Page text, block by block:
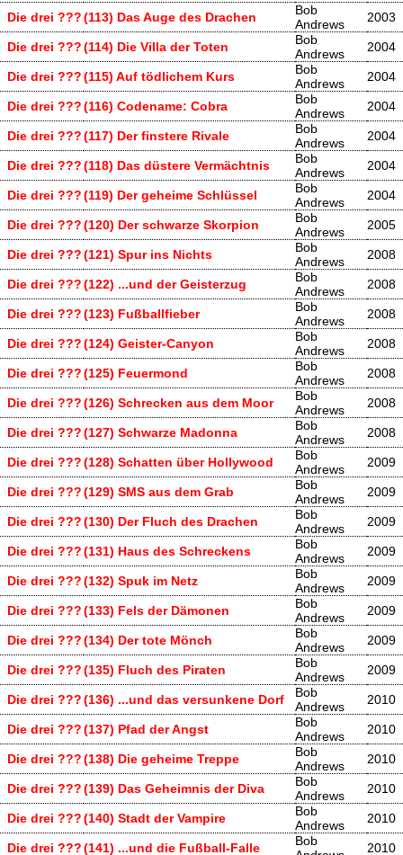
Die drei ???(113) Das Auge des Drachen
Bob
Andrews
2003
Die drei ???(114) Die Villa der Toten
Bob
Andrews
2004
Die drei ???(115) Auf tödlichem Kurs
Bob
Andrews
2004
Die drei ???(116) Codename: Cobra
Bob
Andrews
2004
Die drei ???(117) Der finstere Rivale
Bob
Andrews
2004
Die drei ???(118) Das düstere Vermächtnis
Bob
Andrews
2004
Die drei ???(119) Der geheime Schlüssel
Bob
Andrews
2004
Die drei ???(120) Der schwarze Skorpion
Bob
Andrews
2005
Die drei ???(121) Spur ins Nichts
Bob
Andrews
2008
Die drei ???(122) ...und der Geisterzug
Bob
Andrews
2008
Die drei ???(123) Fußballfieber
Bob
Andrews
2008
Die drei ???(124) Geister-Canyon
Bob
Andrews
2008
Die drei ???(125) Feuermond
Bob
Andrews
2008
Die drei ???(126) Schrecken aus dem Moor
Bob
Andrews
2008
Die drei ???(127) Schwarze Madonna
Bob
Andrews
2008
Die drei ???(128) Schatten über Hollywood
Bob
Andrews
2009
Die drei ???(129) SMS aus dem Grab
Bob
Andrews
2009
Die drei ???(130) Der Fluch des Drachen
Bob
Andrews
2009
Die drei ???(131) Haus des Schreckens
Bob
Andrews
2009
Die drei ???(132) Spuk im Netz
Bob
Andrews
2009
Die drei ???(133) Fels der Dämonen
Bob
Andrews
2009
Die drei ???(134) Der tote Mönch
Bob
Andrews
2009
Die drei ???(135) Fluch des Piraten
Bob
Andrews
2009
Die drei ???(136) ...und das versunkene Dorf
Bob
Andrews
2010
Die drei ???(137) Pfad der Angst
Bob
Andrews
2010
Die drei ???(138) Die geheime Treppe
Bob
Andrews
2010
Die drei ???(139) Das Geheimnis der Diva
Bob
Andrews
2010
Die drei ???(140) Stadt der Vampire
Bob
Andrews
2010
Die drei ???(141) ...und die Fußball-Falle
Bob
2010